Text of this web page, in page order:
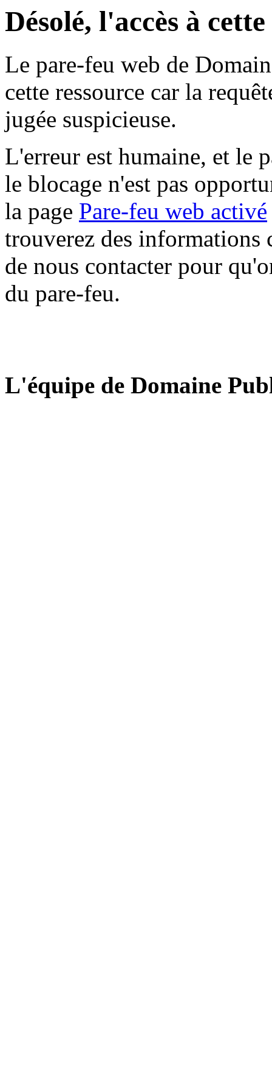
Désolé, l'accès à
Le pare-feu web de
cette ressource car la
jugée suspicieuse.
L'erreur est humaine, et le
le blocage n'est pas
la page Pare-feu web activé
trouverez des informations
de nous contacter pour
du pare-feu.
L'équipe de Domaine